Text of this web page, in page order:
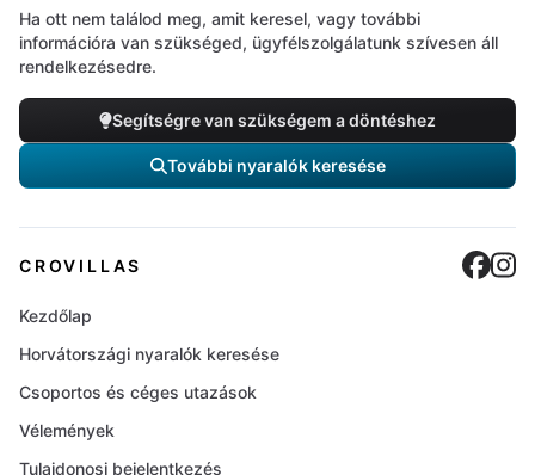
Ha ott nem találod meg, amit keresel, vagy további
információra van szükséged, ügyfélszolgálatunk szívesen áll
rendelkezésedre.
Segítségre van szükségem a döntéshez
További nyaralók keresése
CROVILLAS
Kezdőlap
Horvátországi nyaralók keresése
Csoportos és céges utazások
Vélemények
Tulajdonosi bejelentkezés